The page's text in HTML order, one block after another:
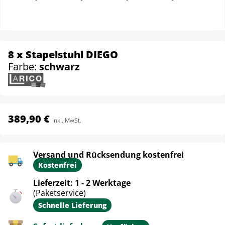
8 x Stapelstuhl DIEGO
Farbe: schwarz
389,90 € inkl. MwSt.
Versand und Rücksendung kostenfrei
Kostenfrei
Lieferzeit: 1 - 2 Werktage
(Paketservice)
Schnelle Lieferung